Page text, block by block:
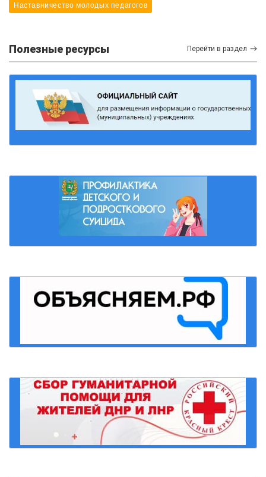
Наставничество молодых педагогов
Полезные ресурсы Перейти в раздел